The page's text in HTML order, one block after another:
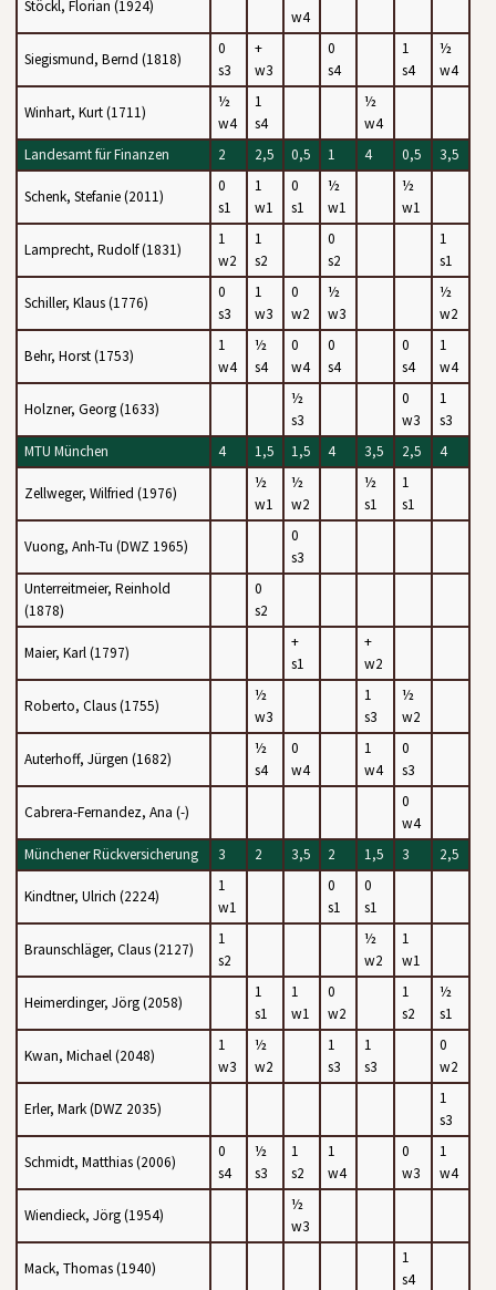
Stöckl, Florian (1924)
w4
Siegismund, Bernd (1818)
0
s3
+
w3
0
s4
1
s4
½
w4
Winhart, Kurt (1711)
½
w4
1
s4
½
w4
Landesamt für Finanzen
2 2,5 0,5 1 4 0,5 3,5
Schenk, Stefanie (2011)
0
s1
1
w1
0
s1
½
w1
½
w1
Lamprecht, Rudolf (1831)
1
w2
1
s2
0
s2
1
s1
Schiller, Klaus (1776)
0
s3
1
w3
0
w2
½
w3
½
w2
Behr, Horst (1753)
1
w4
½
s4
0
w4
0
s4
0
s4
1
w4
Holzner, Georg (1633)
½
s3
0
w3
1
s3
MTU München
4 1,5 1,5 4 3,5 2,5 4
Zellweger, Wilfried (1976)
½
w1
½
w2
½
s1
1
s1
Vuong, Anh-Tu (DWZ 1965)
0
s3
Unterreitmeier, Reinhold
(1878)
0
s2
Maier, Karl (1797)
+
s1
+
w2
Roberto, Claus (1755)
½
w3
1
s3
½
w2
Auterhoff, Jürgen (1682)
½
s4
0
w4
1
w4
0
s3
Cabrera-Fernandez, Ana (-)
0
w4
Münchener Rückversicherung
3 2 3,5 2 1,5 3 2,5
Kindtner, Ulrich (2224)
1
w1
0
s1
0
s1
Braunschläger, Claus (2127)
1
s2
½
w2
1
w1
Heimerdinger, Jörg (2058)
1
s1
1
w1
0
w2
1
s2
½
s1
Kwan, Michael (2048)
1
w3
½
w2
1
s3
1
s3
0
w2
Erler, Mark (DWZ 2035)
1
s3
Schmidt, Matthias (2006)
0
s4
½
s3
1
s2
1
w4
0
w3
1
w4
Wiendieck, Jörg (1954)
½
w3
Mack, Thomas (1940)
1
s4